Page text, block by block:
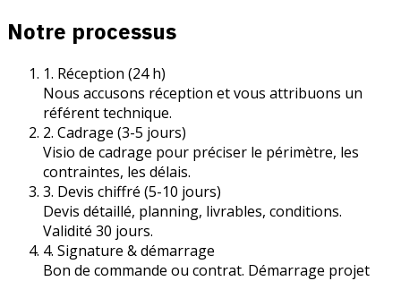
Notre processus
1. Réception (24 h)
Nous accusons réception et vous attribuons un
référent technique.
2. Cadrage (3-5 jours)
Visio de cadrage pour préciser le périmètre, les
contraintes, les délais.
3. Devis chiffré (5-10 jours)
Devis détaillé, planning, livrables, conditions.
Validité 30 jours.
4. Signature & démarrage
Bon de commande ou contrat. Démarrage projet